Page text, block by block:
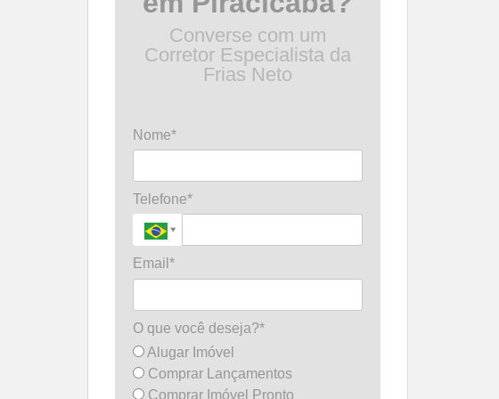
Converse com um
Corretor Especialista da
Frias Neto
Nome*
Telefone*
Email*
O que você deseja?*
Alugar Imóvel
Comprar Lançamentos
Comprar Imóvel Pronto